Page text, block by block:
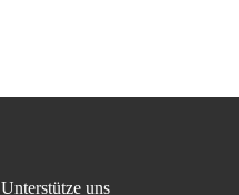
Unterstütze uns